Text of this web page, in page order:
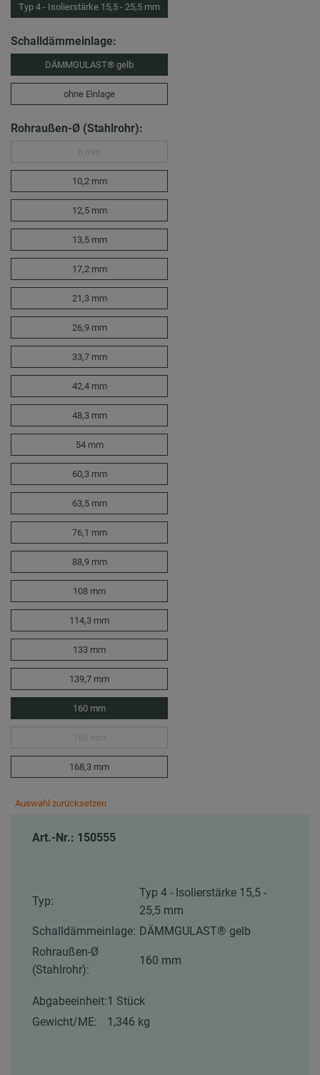
Typ 4 - Isolierstärke 15,5 - 25,5 mm
Schalldämmeinlage:
DÄMMGULAST® gelb
ohne Einlage
Rohraußen-Ø (Stahlrohr):
10,2 mm
12,5 mm
13,5 mm
17,2 mm
21,3 mm
26,9 mm
33,7 mm
42,4 mm
48,3 mm
54 mm
60,3 mm
63,5 mm
76,1 mm
88,9 mm
108 mm
114,3 mm
133 mm
139,7 mm
160 mm
168,3 mm
Auswahl zurücksetzen
Art.-Nr.: 150555
Typ:
Typ 4 - Isolierstärke 15,5 -
25,5 mm
Schalldämmeinlage: DÄMMGULAST® gelb
Rohraußen-Ø
(Stahlrohr):
160 mm
Abgabeeinheit:1 Stück
Gewicht/ME:
1,346 kg